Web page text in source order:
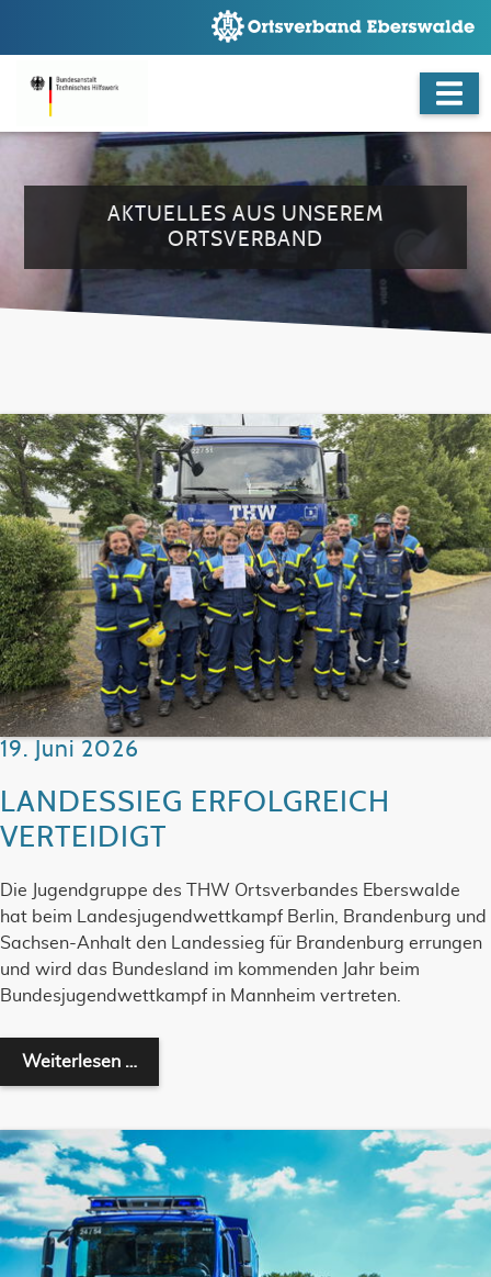
AKTUELLES AUS UNSEREM
ORTSVERBAND
19. Juni 2026
LANDESSIEG ERFOLGREICH
VERTEIDIGT
Die Jugendgruppe des THW Ortsverbandes Eberswalde
hat beim Landesjugendwettkampf Berlin, Brandenburg und
Sachsen-Anhalt den Landessieg für Brandenburg errungen
und wird das Bundesland im kommenden Jahr beim
Bundesjugendwettkampf in Mannheim vertreten.
Weiterlesen …